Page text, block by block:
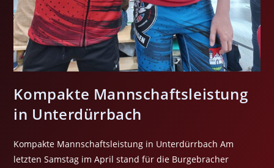
Kompakte Mannschaftsleistung
in Unterdürrbach
Kompakte Mannschaftsleistung in Unterdürrbach Am
letzten Samstag im April stand für die Burgebracher